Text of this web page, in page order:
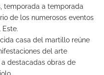
temporada a temporada
de los numerosos eventos
casa del martillo reúne
del arte
destacadas obras de